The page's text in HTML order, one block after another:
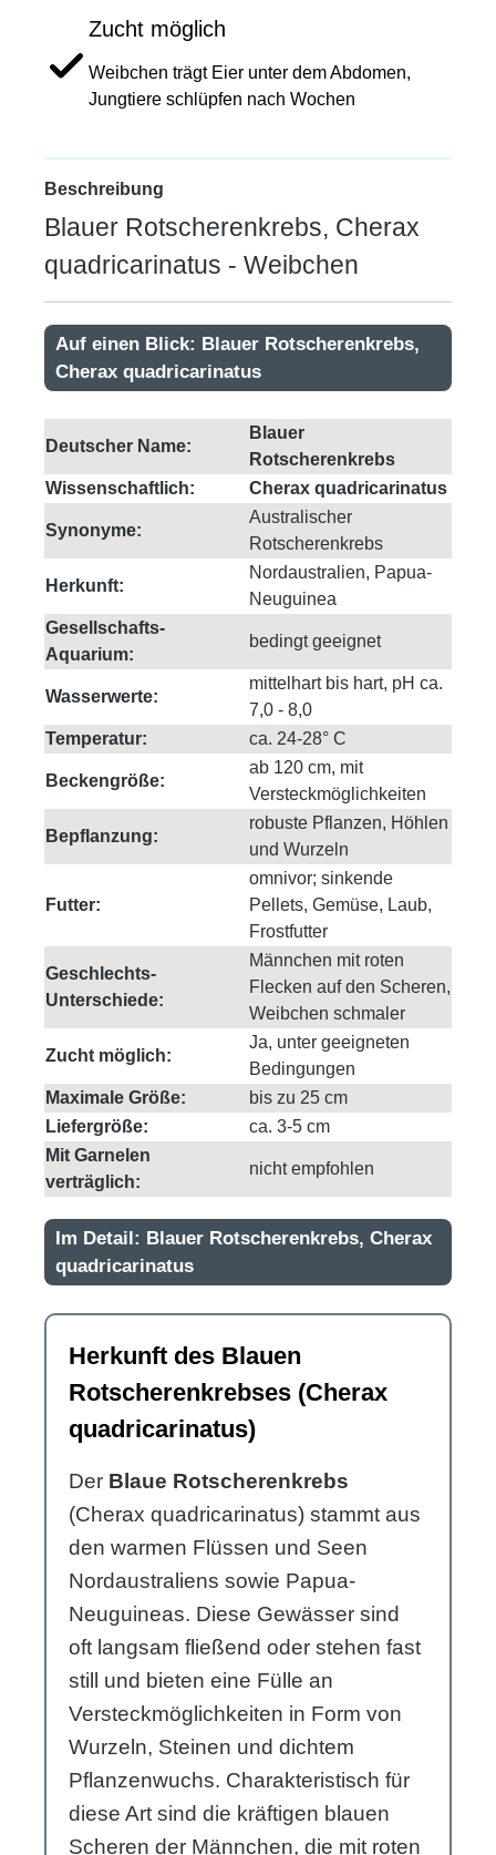
Zucht möglich
Weibchen trägt Eier unter dem Abdomen,
Jungtiere schlüpfen nach Wochen
Beschreibung
Blauer Rotscherenkrebs, Cherax
quadricarinatus - Weibchen
Auf einen Blick: Blauer Rotscherenkrebs,
Cherax quadricarinatus
Deutscher Name:
Blauer
Rotscherenkrebs
Wissenschaftlich:
Cherax quadricarinatus
Synonyme:
Australischer
Rotscherenkrebs
Herkunft:
Nordaustralien, Papua-
Neuguinea
Gesellschafts-
Aquarium:
bedingt geeignet
Wasserwerte:
mittelhart bis hart, pH ca.
7,0 - 8,0
Temperatur:
ca. 24-28° C
Beckengröße:
ab 120 cm, mit
Versteckmöglichkeiten
Bepflanzung:
robuste Pflanzen, Höhlen
und Wurzeln
Futter:
omnivor; sinkende
Pellets, Gemüse, Laub,
Frostfutter
Geschlechts-
Unterschiede:
Männchen mit roten
Flecken auf den Scheren,
Weibchen schmaler
Zucht möglich:
Ja, unter geeigneten
Bedingungen
Maximale Größe:
bis zu 25 cm
Liefergröße:
ca. 3-5 cm
Mit Garnelen
verträglich:
nicht empfohlen
Im Detail: Blauer Rotscherenkrebs, Cherax
quadricarinatus
Herkunft des Blauen
Rotscherenkrebses (Cherax
quadricarinatus)
Der Blaue Rotscherenkrebs
(Cherax quadricarinatus) stammt aus
den warmen Flüssen und Seen
Nordaustraliens sowie Papua-
Neuguineas. Diese Gewässer sind
oft langsam fließend oder stehen fast
still und bieten eine Fülle an
Versteckmöglichkeiten in Form von
Wurzeln, Steinen und dichtem
Pflanzenwuchs. Charakteristisch für
diese Art sind die kräftigen blauen
Scheren der Männchen, die mit roten